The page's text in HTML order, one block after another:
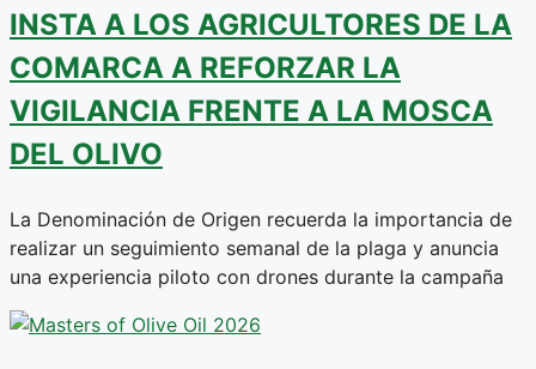
INSTA A LOS AGRICULTORES DE LA
COMARCA A REFORZAR LA
VIGILANCIA FRENTE A LA MOSCA
DEL OLIVO
La Denominación de Origen recuerda la importancia de
realizar un seguimiento semanal de la plaga y anuncia
una experiencia piloto con drones durante la campaña